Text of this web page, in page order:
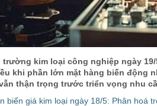
trường kim loại công nghiệp ngày
khi phần lớn mặt hàng biến động
thận trọng trước triển vọng nhu
biến giá kim loại ngày 18/5: Phân hoá